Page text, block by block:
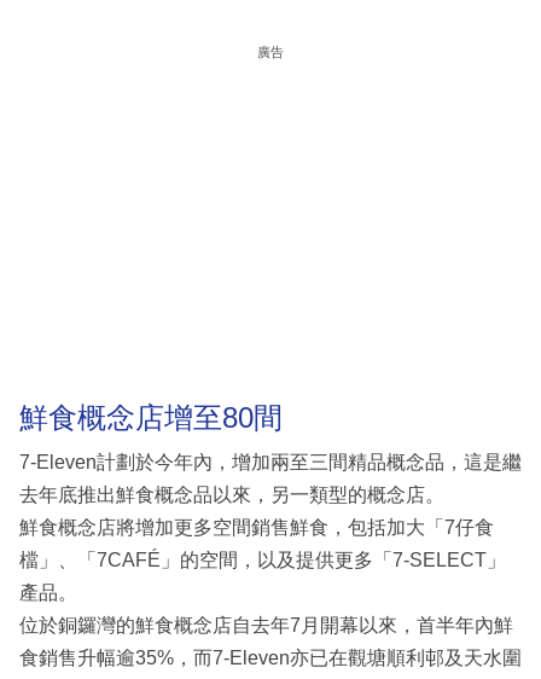
廣告
鮮食概念店增至80間
7-Eleven計劃於今年內，增加兩至三間精品概念品，這是繼
去年底推出鮮食概念品以來，另一類型的概念店。
鮮食概念店將增加更多空間銷售鮮食，包括加大「7仔食
檔」、「7CAFÉ」的空間，以及提供更多「7-SELECT」
產品。
位於銅鑼灣的鮮食概念店自去年7月開幕以來，首半年內鮮
食銷售升幅逾35%，而7-Eleven亦已在觀塘順利邨及天水圍